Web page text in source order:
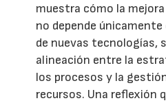
muestra cómo la
no depende
de nuevas tecnologías,
alineación entre la
los procesos y la
recursos. Una reflexión